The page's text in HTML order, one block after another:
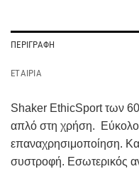
ΠΕΡΙΓΡΑΦΉ
ΕΤΑΙΡΊΑ
Shaker EthicSport των
απλό στη χρήση. Εύκολο
επαναχρησιμοποίηση.
συστροφή. Εσωτερικός